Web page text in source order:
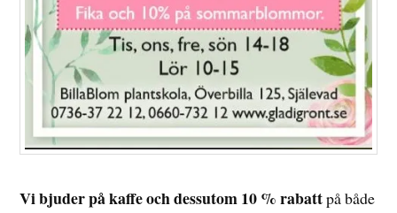
Vi bjuder på kaffe och dessutom 10 % rabattpå både